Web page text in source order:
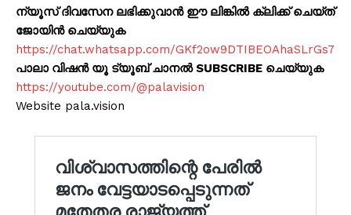
ന്യൂസ് ദിവസേന ലഭിക്കുവാൻ ഈ ലിങ്കിൽ ക്ലിക്ക് ചെയ്ത്
ജോയിൻ ചെയ്യുക
https://chat.whatsapp.com/GKf2ow9DTIBEOAhaSLrGs7
പാലാ വിഷൻ യൂ ട്യൂബ് ചാനൽ SUBSCRIBE ചെയ്യുക
https://youtube.com/@palavision
Website pala.vision